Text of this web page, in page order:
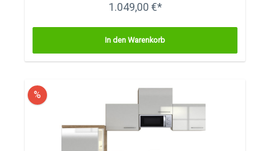
1.049,00 €*
In den Warenkorb
%